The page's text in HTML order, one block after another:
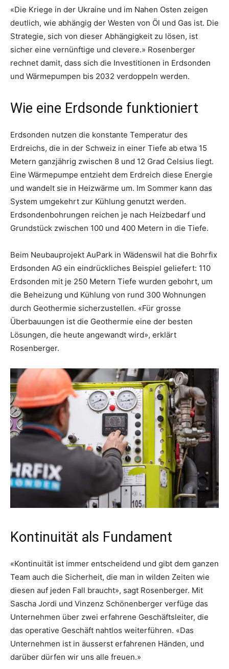
«Die Kriege in der Ukraine und im Nahen Osten zeigen
deutlich, wie abhängig der Westen von Öl und Gas ist. Die
Strategie, sich von dieser Abhängigkeit zu lösen, ist
sicher eine vernünftige und clevere.» Rosenberger
rechnet damit, dass sich die Investitionen in Erdsonden
und Wärmepumpen bis 2032 verdoppeln werden.
Wie eine Erdsonde funktioniert
Erdsonden nutzen die konstante Temperatur des
Erdreichs, die in der Schweiz in einer Tiefe ab etwa 15
Metern ganzjährig zwischen 8 und 12 Grad Celsius liegt.
Eine Wärmepumpe entzieht dem Erdreich diese Energie
und wandelt sie in Heizwärme um. Im Sommer kann das
System umgekehrt zur Kühlung genutzt werden.
Erdsondenbohrungen reichen je nach Heizbedarf und
Grundstück zwischen 100 und 400 Metern in die Tiefe.
Beim Neubauprojekt AuPark in Wädenswil hat die Bohrfix
Erdsonden AG ein eindrückliches Beispiel geliefert: 110
Erdsonden mit je 250 Metern Tiefe wurden gebohrt, um
die Beheizung und Kühlung von rund 300 Wohnungen
durch Geothermie sicherzustellen. «Für grosse
Überbauungen ist die Geothermie eine der besten
Lösungen, die heute angewandt wird», erklärt
Rosenberger.
Kontinuität als Fundament
«Kontinuität ist immer entscheidend und gibt dem ganzen
Team auch die Sicherheit, die man in wilden Zeiten wie
diesen auf jeden Fall braucht», sagt Rosenberger. Mit
Sascha Jordi und Vinzenz Schönenberger verfüge das
Unternehmen über zwei erfahrene Geschäftsleiter, die
das operative Geschäft nahtlos weiterführen. «Das
Unternehmen ist in äusserst erfahrenen Händen, und
darüber dürfen wir uns alle freuen.»